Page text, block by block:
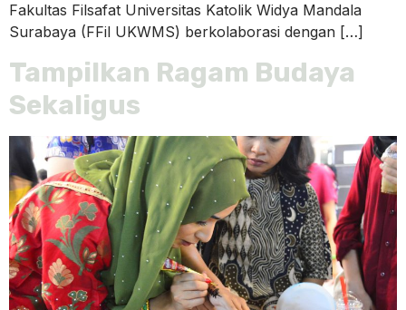
Fakultas Filsafat Universitas Katolik Widya Mandala
Surabaya (FFil UKWMS) berkolaborasi dengan […]
Tampilkan Ragam Budaya
Sekaligus